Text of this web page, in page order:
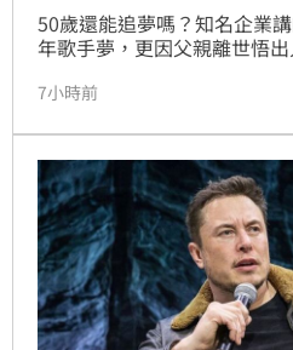
50歲還能追夢嗎？知名企業
年歌手夢，更因父親離世悟
7小時前